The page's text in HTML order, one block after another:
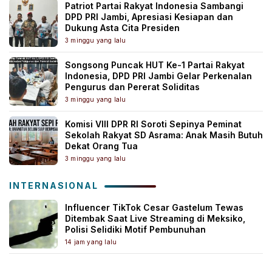
Patriot Partai Rakyat Indonesia Sambangi
DPD PRI Jambi, Apresiasi Kesiapan dan
Dukung Asta Cita Presiden
3 minggu yang lalu
Songsong Puncak HUT Ke-1 Partai Rakyat
Indonesia, DPD PRI Jambi Gelar Perkenalan
Pengurus dan Pererat Soliditas
3 minggu yang lalu
Komisi VIII DPR RI Soroti Sepinya Peminat
Sekolah Rakyat SD Asrama: Anak Masih Butuh
Dekat Orang Tua
3 minggu yang lalu
INTERNASIONAL
Influencer TikTok Cesar Gastelum Tewas
Ditembak Saat Live Streaming di Meksiko,
Polisi Selidiki Motif Pembunuhan
14 jam yang lalu